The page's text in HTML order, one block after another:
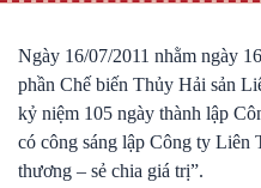
Ngày 16/07/2011 nhằm ngày
phần Chế biến Thủy Hải sản
kỷ niệm 105 ngày thành lập
có công sáng lập Công ty Liên
thương – sẻ chia giá trị”.